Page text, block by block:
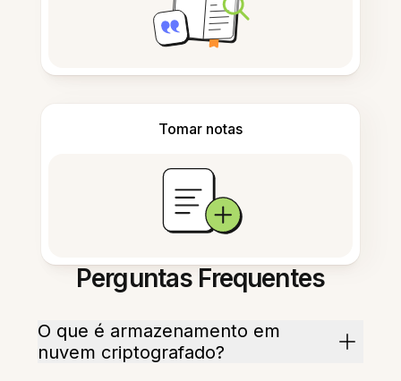
Tomar notas
Perguntas Frequentes
O que é armazenamento em
nuvem criptografado?